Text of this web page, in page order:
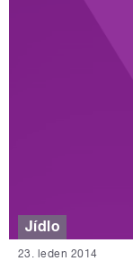
Jídlo
23. leden 2014